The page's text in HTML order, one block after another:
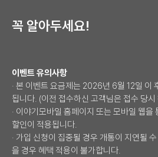
꼭 알아두세요!
이벤트 유의사항
· 본 이벤트 요금제는 2026년 6월 12일 이
됩니다. (이전 접수하신 고객님은 접수 당
· 이야기모바일 홈페이지 또는 모바일 웹을
할인이 적용됩니다.
· 가입 신청이 집중될 경우 개통이 지연될
을 경우 혜택 적용이 불가합니다.